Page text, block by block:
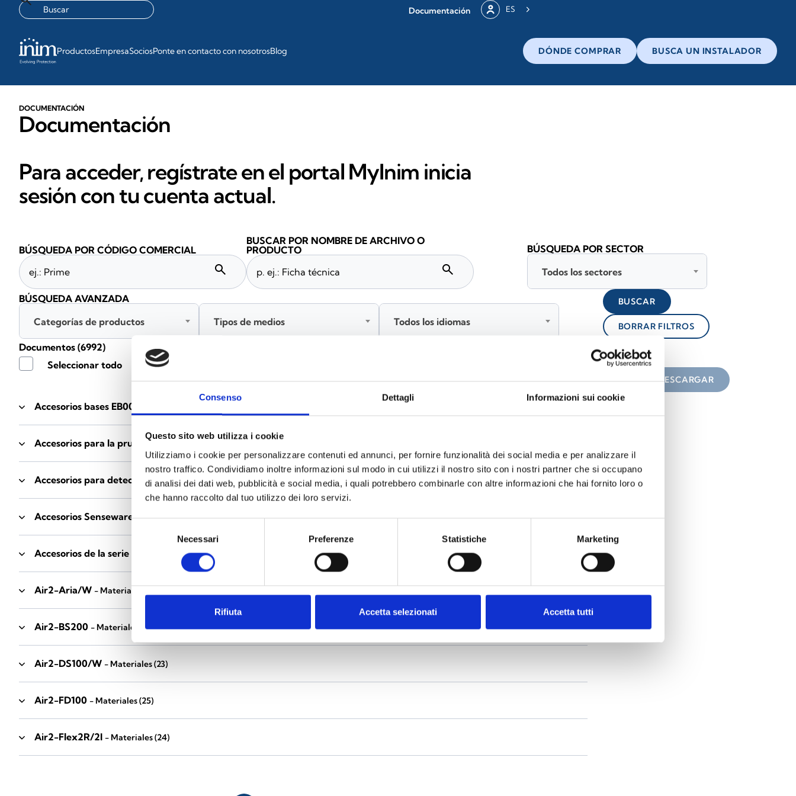
Consenso Dettagli Informazioni sui cookie
Questo sito web utilizza i cookie
Utilizziamo i cookie per personalizzare contenuti ed annunci, per fornire funzionalità dei social media e per analizzare il
nostro traffico. Condividiamo inoltre informazioni sul modo in cui utilizzi il nostro sito con i nostri partner che si occupano
di analisi dei dati web, pubblicità e social media, i quali potrebbero combinarle con altre informazioni che hai fornito loro o
che hanno raccolto dal tuo utilizzo dei loro servizi.
Necessari Preferenze Statistiche Marketing
Rifiuta Accetta selezionati Accetta tutti
Documentación ES
ProductosEmpresaSociosPonte en contacto con nosotrosBlog DÓNDE COMPRAR BUSCA UN INSTALADOR
DOCUMENTACIÓN
Documentación
Para acceder, regístrate en el portal MyInim inicia
sesión con tu cuenta actual.
Accesorios bases EB00
Accesorios para la prueba de detectores
Accesorios para detectores Enea - Materiales(35)
Accesorios Senseware - Materiales(2)
Accesorios de la serie Industrial - Materiales
Air2-Aria/W - Materiales
Air2-BS200 - Materiales (34)
Air2-DS100/W - Materiales(23)
Air2-FD100 - Materiales(25)
Air2-Flex2R/2I - Materiales(24)
Documentos (6992)
Seleccionar todo
DESCARGAR
BÚSQUEDA POR CÓDIGO COMERCIAL
search
BUSCAR POR NOMBRE DE ARCHIVO O
PRODUCTO
search
BÚSQUEDA POR SECTOR
Todos los sectores
BÚSQUEDA AVANZADA
Categorías de productos
Tipos de medios Todos los idiomas
BUSCAR
BORRAR FILTROS